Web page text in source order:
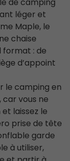
de camping
léger et
Maple, le
chaise
format : de
d’appoint
le camping en
vous ne
laissez le
prise de tête
garde
à utiliser,